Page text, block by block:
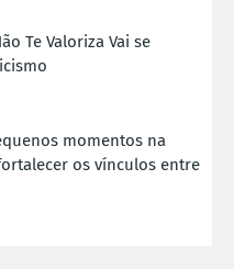
Te Valoriza Vai se
momentos na
os vínculos entre